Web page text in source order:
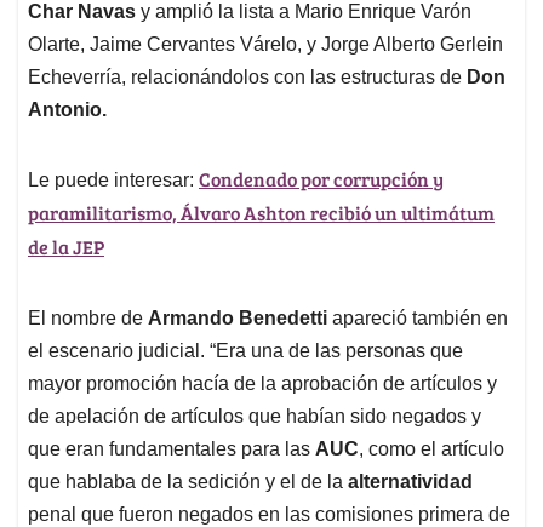
Char Navas y amplió la lista a Mario Enrique Varón
Olarte, Jaime Cervantes Várelo, y Jorge Alberto Gerlein
Echeverría, relacionándolos con las estructuras de Don
Antonio.
Le puede interesar: Condenado por corrupción y
paramilitarismo, Álvaro Ashton recibió un ultimátum
de la JEP
El nombre de Armando Benedetti apareció también en
el escenario judicial. “Era una de las personas que
mayor promoción hacía de la aprobación de artículos y
de apelación de artículos que habían sido negados y
que eran fundamentales para las AUC, como el artículo
que hablaba de la sedición y el de la alternatividad
penal que fueron negados en las comisiones primera de